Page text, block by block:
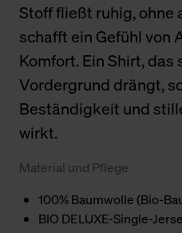
Stoff fließt ruhig, ohne
schafft ein Gefühl von
Komfort. Ein Shirt, das
Vordergrund drängt,
Beständigkeit und
wirkt.
Material und Pflege
100% Baumwolle (Bio-
BIO DELUXE-Single-